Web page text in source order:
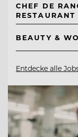
CHEF DE
RESTAURANT
BEAUTY &
Entdecke alle